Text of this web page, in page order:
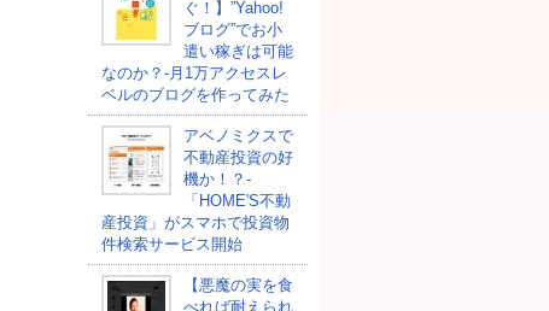
ぐ！】”Yahoo!
ブログ”でお小
遣い稼ぎは可能
なのか？-月1万アクセスレ
ベルのブログを作ってみた
アベノミクスで
不動産投資の好
機か！？-
「HOME'S不動
産投資」がスマホで投資物
件検索サービス開始
【悪魔の実を食
べれば耐えられ